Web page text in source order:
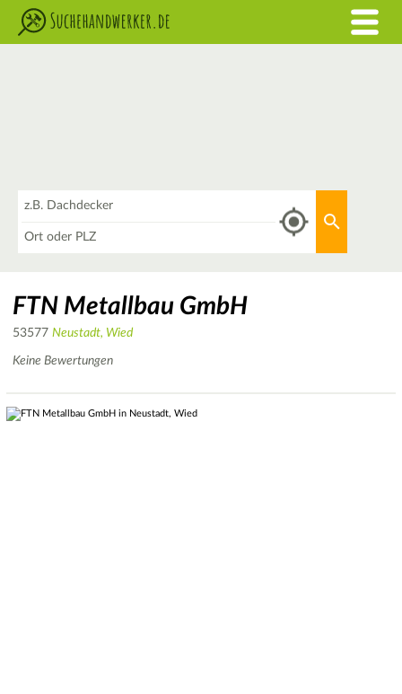
FTN Metallbau GmbH
53577 Neustadt, Wied
Keine Bewertungen